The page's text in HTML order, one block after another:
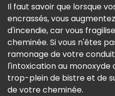
Il faut savoir que lorsque
encrassés, vous
d'incendie, car vous
cheminée. Si vous n'êtes
ramonage de votre
l'intoxication au monoxyde
trop-plein de bistre et de
de votre cheminée.